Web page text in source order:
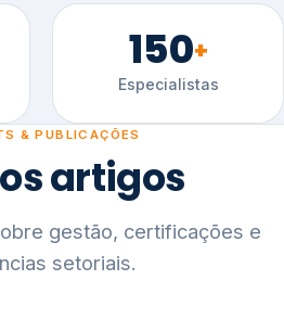
150+
Especialistas
& PUBLICAÇÕES
artigos
gestão, certificações e
setoriais.